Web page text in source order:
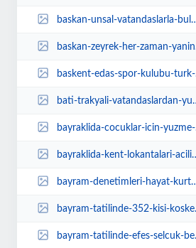
baskan-unsal-vatandaslarla-bulustu-talepleri-dinledi-LXFb7DLG.jpg
baskan-zeyrek-her-zaman-yaninizda-olacagiz-55ku2rcQ.jpg
baskent-edas-spor-kulubu-turk-futboluna-oyuncu-yetistiriyor-rsQCb9Ve.jpg
bati-trakyali-vatandaslardan-yurtdisi-cikis-harci-alinmasin-LRX92VR1.jpg
bayraklida-cocuklar-icin-yuzme-kursu-bRWOXh96.jpg
bayraklida-kent-lokantalari-aciliyor-MfyvSNhu.jpg
bayram-denetimleri-hayat-kurtariyor-Gw5vHfhV.jpg
bayram-tatilinde-352-kisi-koskem-ile-hayata-tutundu-JfNj3yqe.jpg
bayram-tatilinde-efes-selcuk-belediyesinden-temizlik-ssferberligi-BG8N1GQX.jpg